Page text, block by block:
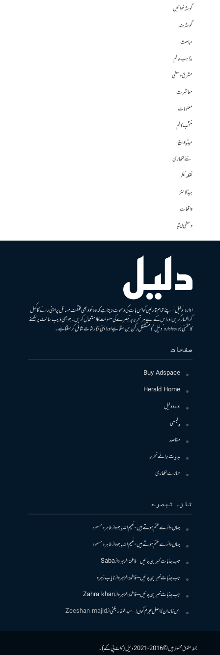
گوشہ خواتین
گوشہ ہند
مباحث
مذاہب عالم
مشرق وسطی
معاشرت
معلومات
منتخب کالم
میڈیا واچ
نئے لکھاری
نقطہ نظر
ہیڈلائنز
واقعات
وسطی ایشیا
ادارہ ’دلیل‘ اپنے تمام قارئین کو اس بات کی دعوت دیتا ہے کہ وہ خود بھی مختلف مسائل پر اپنی رائے کا کھل
کر اظہار کریں اور اس کے لیے ہر تحریر پر تبصرے کی سہولت کا استعمال کریں۔ جو بھی ویب سائٹ پر لکھنے
کا متمنی ہو، وہ ادارہ ’دلیل‘ کا مستقل رکن بن سکتا ہے اور اپنی نگارشات شامل کرسکتا ہے۔
صفحات
Buy Adspace
Herald Home
ادارہ دلیل
پالیسی
مقاصد
ہدایات برائے تحریر
ہمارے لکھاری
تازہ تبصرے
جہاں دائرے ختم ہوتے ہیں- نعیم اللہ باجوہازطاہرہ مسعود
جہاں دائرے ختم ہوتے ہیں- نعیم اللہ باجوہازطاہرہ مسعود
جب جذبات خبر بن جائیں – فاطمۃالزہرہازSaba
جب جذبات خبر بن جائیں – فاطمۃالزہرہازنایاب زہرہ
جب جذبات خبر بن جائیں – فاطمۃالزہرہازZahra khan
اس خاندان کا اصل مجرم کون! – عبدالغفار بگٹیازZeeshan majid
جملہ حقوق محفوظ ہیں © 2016-2021 دلیل (ڈاٹ پی کے)۔